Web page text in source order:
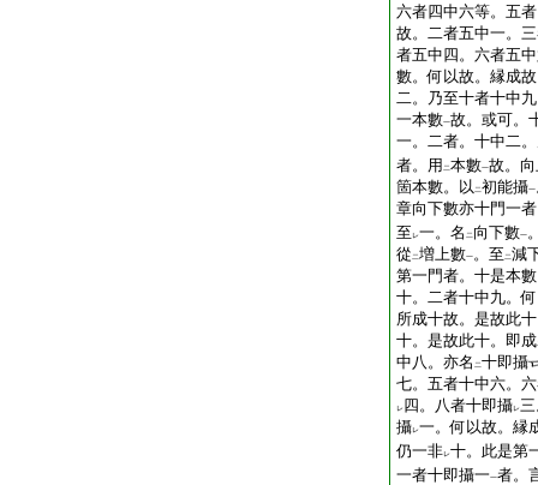
六者四中六等。五
故。二者五中一。
者五中四。六者五
數。何以故。縁成
二。乃至十者十中
一本數一故。或可。
一。二者。十中二
者。用 二本數一故。
箇本數。以 二初能攝一
章向下數亦十門一
至 レ一。名 二 向下數一
從 二増上數一。至 二減
第一門者。十是本
十。二者十中九。
所成十故。是故此
十。是故此十。即成
中八。亦名 二十即攝
七。五者十中六。
レ四。八者十即攝レ
攝レ一。何以故。縁
仍一非レ十。此是第
一者十即攝一一者。